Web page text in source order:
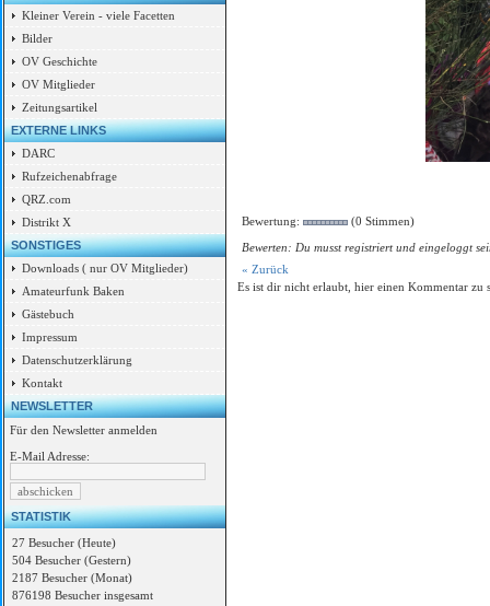
Kleiner Verein - viele Facetten
Bilder
OV Geschichte
OV Mitglieder
Zeitungsartikel
EXTERNE LINKS
DARC
Rufzeichenabfrage
QRZ.com
Distrikt X
SONSTIGES
Downloads ( nur OV Mitglieder)
Amateurfunk Baken
Gästebuch
Impressum
Datenschutzerklärung
Kontakt
NEWSLETTER
Für den Newsletter anmelden
E-Mail Adresse:
STATISTIK
27 Besucher (Heute)
504 Besucher (Gestern)
2187 Besucher (Monat)
876198 Besucher insgesamt
Bewertung:
(0 Stimmen)
Bewerten: Du musst registriert und eingeloggt
« Zurück
Es ist dir nicht erlaubt, hier einen Kommentar zu